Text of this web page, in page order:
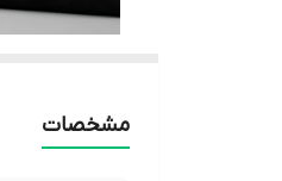
مشخصات